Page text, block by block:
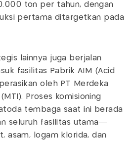
ton per tahun, dengan
pertama ditargetkan pada
lainnya juga berjalan
fasilitas Pabrik AIM (Acid
oleh PT Merdeka
Proses komisioning
tembaga saat ini berada
seluruh fasilitas utama—
asam, logam klorida, dan